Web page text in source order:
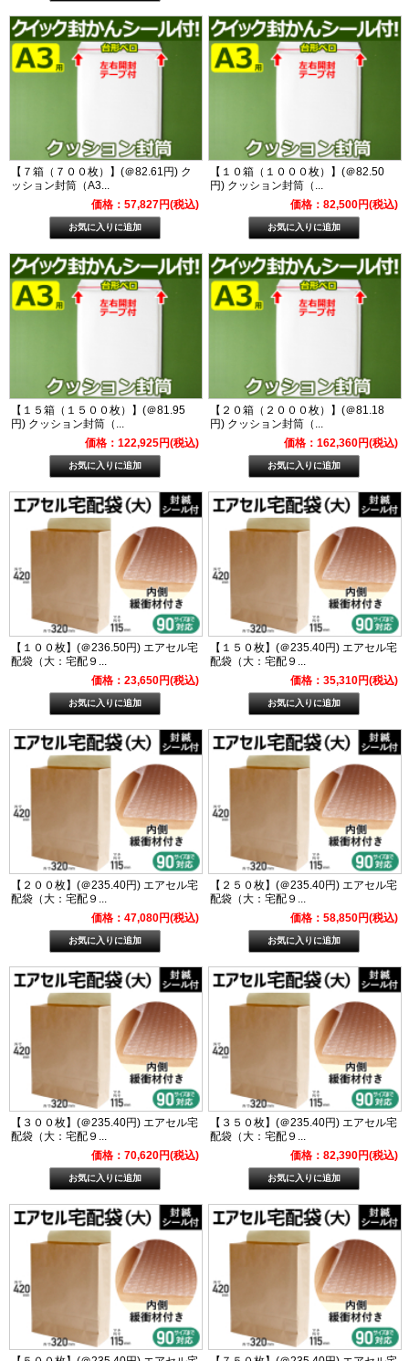
【７箱（７００枚）】(＠82.61円) ク
ッション封筒（A3...
価格：57,827円(税込)
【１０箱（１０００枚）】(＠82.50
円) クッション封筒（...
価格：82,500円(税込)
【１５箱（１５００枚）】(＠81.95
円) クッション封筒（...
価格：122,925円(税込)
【２０箱（２０００枚）】(＠81.18
円) クッション封筒（...
価格：162,360円(税込)
【１００枚】(＠236.50円) エアセル宅
配袋（大：宅配９...
価格：23,650円(税込)
【１５０枚】(＠235.40円) エアセル宅
配袋（大：宅配９...
価格：35,310円(税込)
【２００枚】(＠235.40円) エアセル宅
配袋（大：宅配９...
価格：47,080円(税込)
【２５０枚】(＠235.40円) エアセル宅
配袋（大：宅配９...
価格：58,850円(税込)
【３００枚】(＠235.40円) エアセル宅
配袋（大：宅配９...
価格：70,620円(税込)
【３５０枚】(＠235.40円) エアセル宅
配袋（大：宅配９...
価格：82,390円(税込)